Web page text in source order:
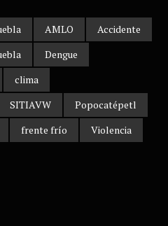
AMLO
Accidente
Dengue
clima
SITIAVW
Popocatépetl
frente frío Violencia